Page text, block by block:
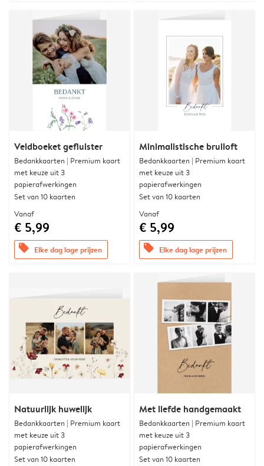
Veldboeket gefluister
Bedankkaarten | Premium kaart
met keuze uit 3
papierafwerkingen
Set van 10 kaarten
Vanaf
€ 5,99
offers Elke dag lage prijzen
Minimalistische bruiloft
Bedankkaarten | Premium kaart
met keuze uit 3
papierafwerkingen
Set van 10 kaarten
Vanaf
€ 5,99
offers Elke dag lage prijzen
Natuurlijk huwelijk
Bedankkaarten | Premium kaart
met keuze uit 3
papierafwerkingen
Set van 10 kaarten
Met liefde handgemaakt
Bedankkaarten | Premium kaart
met keuze uit 3
papierafwerkingen
Set van 10 kaarten